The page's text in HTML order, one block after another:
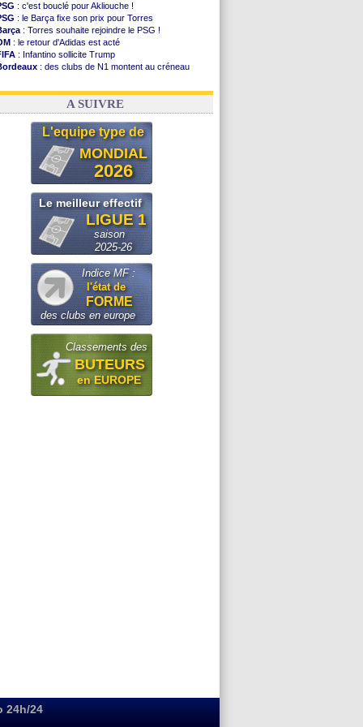
: c'est bouclé pour Akliouche !
: le Barça fixe son prix pour Torres
: Torres souhaite rejoindre le PSG !
: le retour d'Adidas est acté
: Infantino sollicite Trump
: des clubs de N1 montent au créneau
: le démenti de Leipzig pour Diomandé
A SUIVRE
L'equipe type de
MONDIAL
2026
Le meilleur effectif
LIGUE 1
saison
2025-26
Indice MF :
l'état de
FORME
des clubs en europe
Classements des
BUTEURS
en EUROPE
24h/24